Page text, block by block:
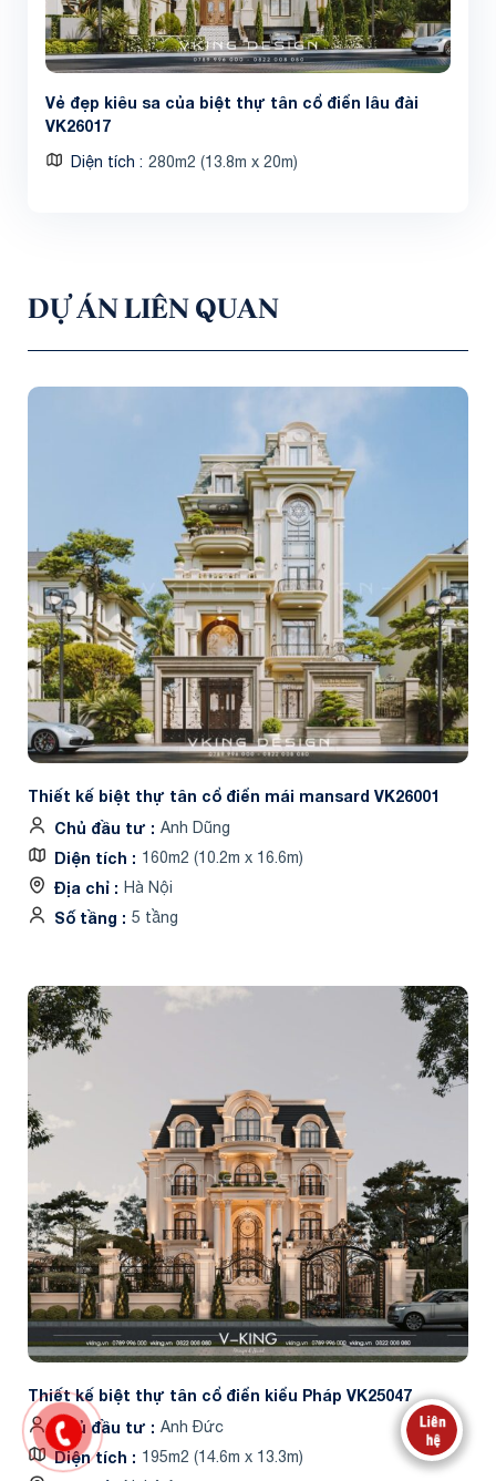
Vẻ đẹp kiêu sa của biệt thự tân cổ điển lâu đài
VK26017
Diện tích 280m2 (13.8m x 20m)
DỰ ÁN LIÊN QUAN
Thiết kế biệt thự tân cổ điển mái mansard VK26001
Chủ đầu tư
Anh Dũng
Diện tích 160m2 (10.2m x 16.6m)
Địa chỉ Hà Nội
Số tầng 5 tầng
Thiết kế biệt thự tân cổ điển kiểu Pháp VK25047
Chủ đầu tư
Anh Đức
Diện tích 195m2 (14.6m x 13.3m)